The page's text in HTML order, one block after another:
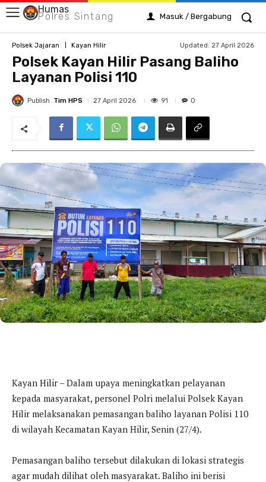
Humas
Polres Sintang Masuk / Bergabung
Polsek Jajaran Kayan Hilir Updated: 27 April 2026
Polsek Kayan Hilir Pasang Baliho
Layanan Polisi 110
Publish Tim HPS 27 April 2026 91 0
Kayan Hilir – Dalam upaya meningkatkan pelayanan
kepada masyarakat, personel Polri melalui Polsek Kayan
Hilir melaksanakan pemasangan baliho layanan Polisi 110
di wilayah Kecamatan Kayan Hilir, Senin (27/4).
Pemasangan baliho tersebut dilakukan di lokasi strategis
agar mudah dilihat oleh masyarakat. Baliho ini berisi